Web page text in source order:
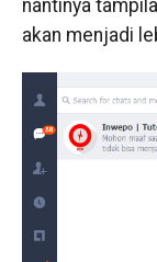
nantinya
akan menjadi